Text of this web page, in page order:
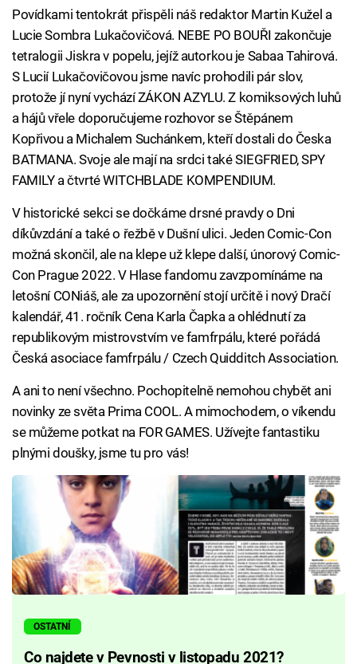
Povídkami tentokrát přispěli náš redaktor Martin Kužel a
Lucie Sombra Lukačovičová. NEBE PO BOUŘI zakončuje
tetralogii Jiskra v popelu, jejíž autorkou je Sabaa Tahirová.
S Lucií Lukačovičovou jsme navíc prohodili pár slov,
protože jí nyní vychází ZÁKON AZYLU. Z komiksových luhů
a hájů vřele doporučujeme rozhovor se Štěpánem
Kopřivou a Michalem Suchánkem, kteří dostali do Česka
BATMANA. Svoje ale mají na srdci také SIEGFRIED, SPY
FAMILY a čtvrté WITCHBLADE KOMPENDIUM.
V historické sekci se dočkáme drsné pravdy o Dni
díkůvzdání a také o řežbě v Dušní ulici. Jeden Comic-Con
možná skončil, ale na klepe už klepe další, únorový Comic-
Con Prague 2022. V Hlase fandomu zavzpomínáme na
letošní CONiáš, ale za upozornění stojí určitě i nový Dračí
kalendář, 41. ročník Cena Karla Čapka a ohlédnutí za
republikovým mistrovstvím ve famfrpálu, které pořádá
Česká asociace famfrpálu / Czech Quidditch Association.
A ani to není všechno. Pochopitelně nemohou chybět ani
novinky ze světa Prima COOL. A mimochodem, o víkendu
se můžeme potkat na FOR GAMES. Užívejte fantastiku
plnými doušky, jsme tu pro vás!
OSTATNÍ
Co najdete v Pevnosti v listopadu 2021?